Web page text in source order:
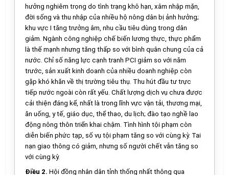
hưởng nghiêm trọng do tình trạng khô hạn, xâm nhập mặn,
đời sống và thu nhập của nhiều hộ nông dân bị ảnh hưởng;
khu vực I tăng trưởng âm, nhu cầu tiêu dùng trong dân
giảm. Ngành công nghiệp chế biến lương thực, thực phẩm
là thế mạnh nhưng tăng thấp so với bình quân chung của cả
nước. Chỉ số năng lực cạnh tranh PCI giảm so với năm
trước, sản xuất kinh doanh của nhiều doanh nghiệp còn
gặp khó khăn về thị trường tiêu thụ. Thu hút đầu tư trực
tiếp nước ngoài còn rất yếu. Chất lượng dịch vụ chưa được
cải thiện đáng kể, nhất là trong lĩnh vực vận tải, thương mại,
ăn uống, y tế, giáo dục, thể thao, du lịch; đào tạo nghề lao
động nông thôn triển khai chậm. Tình hình tội phạm còn
diễn biến phức tạp, số vụ tội phạm tăng so với cùng kỳ. Tai
nạn giao thông có giảm, nhưng số người chết vẫn tăng so
với cùng kỳ.
Điều 2. Hội đồng nhân dân tỉnh thống nhất thông qua